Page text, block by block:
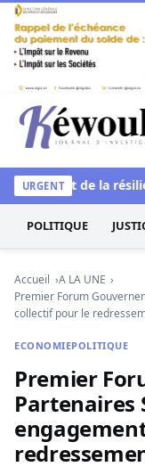
Aller au contenu
Kéwoulo, le
URGENT
L’art de la
POLITIQUE
Accueil
A LA UNE
Premier Forum
collectif pour le
ECONOMIEPOLITIQUE
Premier
Partenaires